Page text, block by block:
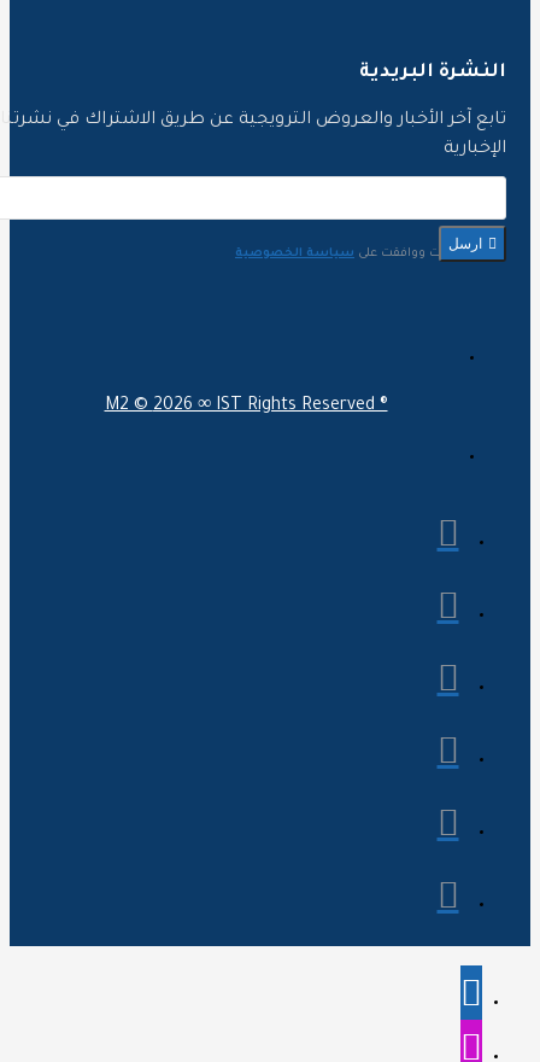
البريدية
آخر الأخبار والعروض الترويجية عن طريق الاشتراك في نشرتنا
ارسل
لقد قرأت ووافقت علىسياسة الخصوصية
M2 ©2026 ∞ IST Rights Reserved ®